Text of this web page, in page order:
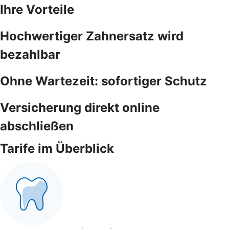
Ihre Vorteile
Hochwertiger Zahnersatz wird
bezahlbar
Ohne Wartezeit: sofortiger Schutz
Versicherung direkt online
abschließen
Tarife im Überblick